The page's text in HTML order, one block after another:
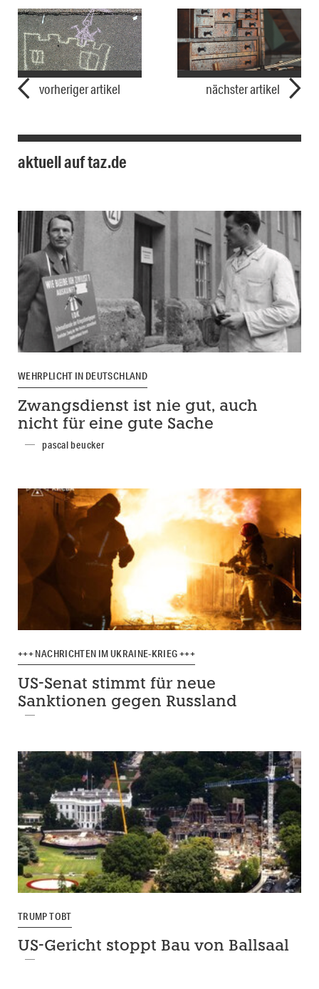
vorheriger artikel nächster artikel
aktuell auf taz.de
WEHRPLICHT IN DEUTSCHLAND
Zwangsdienst ist nie gut, auch
nicht für eine gute Sache
pascal beucker
+++ NACHRICHTEN IM UKRAINE-KRIEG +++
US-Senat stimmt für neue
Sanktionen gegen Russland
TRUMP TOBT
US-Gericht stoppt Bau von Ballsaal